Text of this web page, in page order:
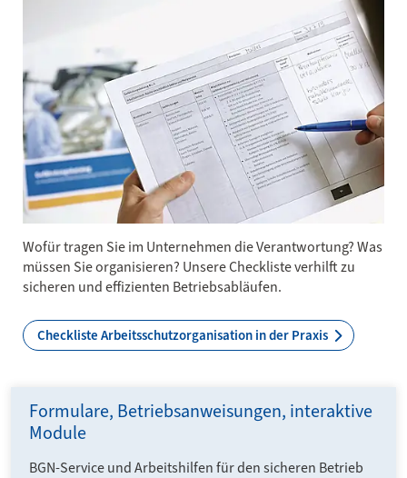
Wofür tragen Sie im Unter­nehmen die Verantwortung? Was
müssen Sie organisieren? Unsere Check­liste verhilft zu
sicheren und effizienten Betriebsabläufen.
Checkliste Arbeitsschutzorganisation in der Praxis
Formulare, Betriebsanweisungen, interaktive
Module
BGN-Service und Arbeitshilfen für den sicheren Betrieb